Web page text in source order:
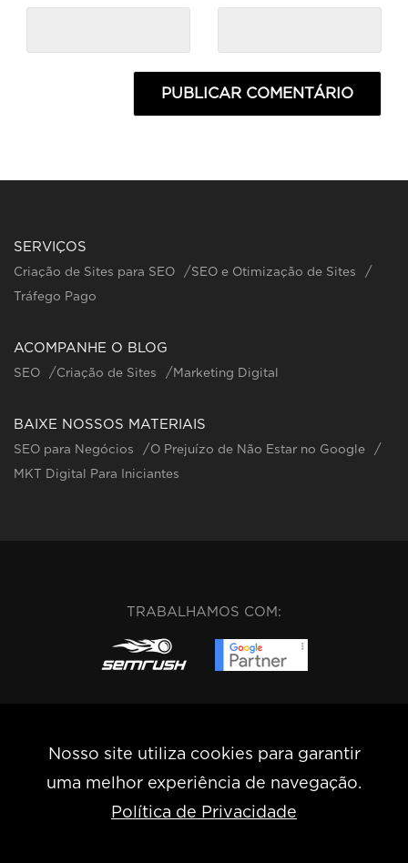
Nosso site utiliza cookies para garantir
uma melhor experiência de navegação.
Política de Privacidade
SERVIÇOS
Criação de Sites para SEO
SEO e Otimização de Sites
Tráfego Pago
ACOMPANHE O BLOG
SEO Criação de Sites Marketing Digital
BAIXE NOSSOS MATERIAIS
SEO para Negócios
O Prejuízo de Não Estar no Google
MKT Digital Para Iniciantes
TRABALHAMOS COM:
Horizonte-MG